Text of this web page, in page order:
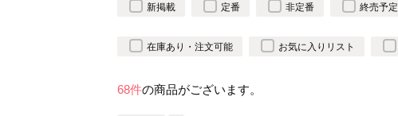
新掲載 定番 非定番 終売予定
在庫あり・注文可能 お気に入りリスト
68件の商品がございます。